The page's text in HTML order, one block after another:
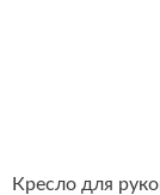
Кресло для